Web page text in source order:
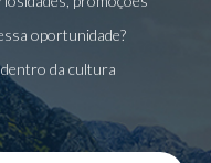
oportunidade?
dentro da cultura